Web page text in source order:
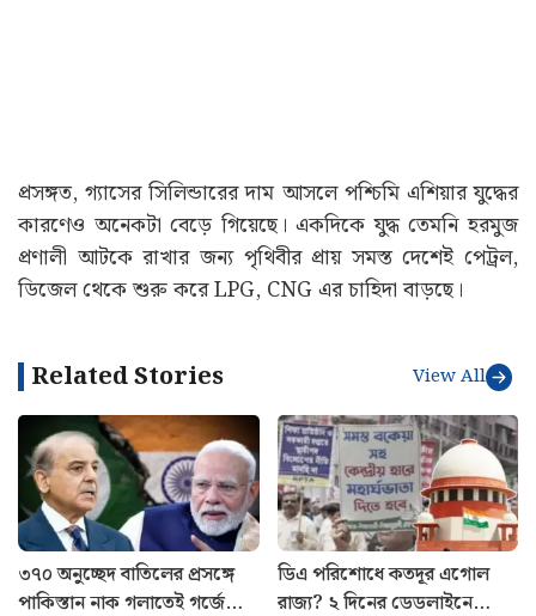
প্রসঙ্গত, গ্যাসের সিলিন্ডারের দাম আসলে পশ্চিমি এশিয়ার যুদ্ধের
কারণেও অনেকটা বেড়ে গিয়েছে। একদিকে যুদ্ধ তেমনি হরমুজ
প্রণালী আটকে রাখার জন্য পৃথিবীর প্রায় সমস্ত দেশেই পেট্রল,
ডিজেল থেকে শুরু করে LPG, CNG এর চাহিদা বাড়ছে।
Related Stories View All
৩৭০ অনুচ্ছেদ বাতিলের প্রসঙ্গে
পাকিস্তান নাক গলাতেই গর্জে
ডিএ পরিশোধে কতদূর এগোল
রাজ্য? ২ দিনের ডেডলাইনে